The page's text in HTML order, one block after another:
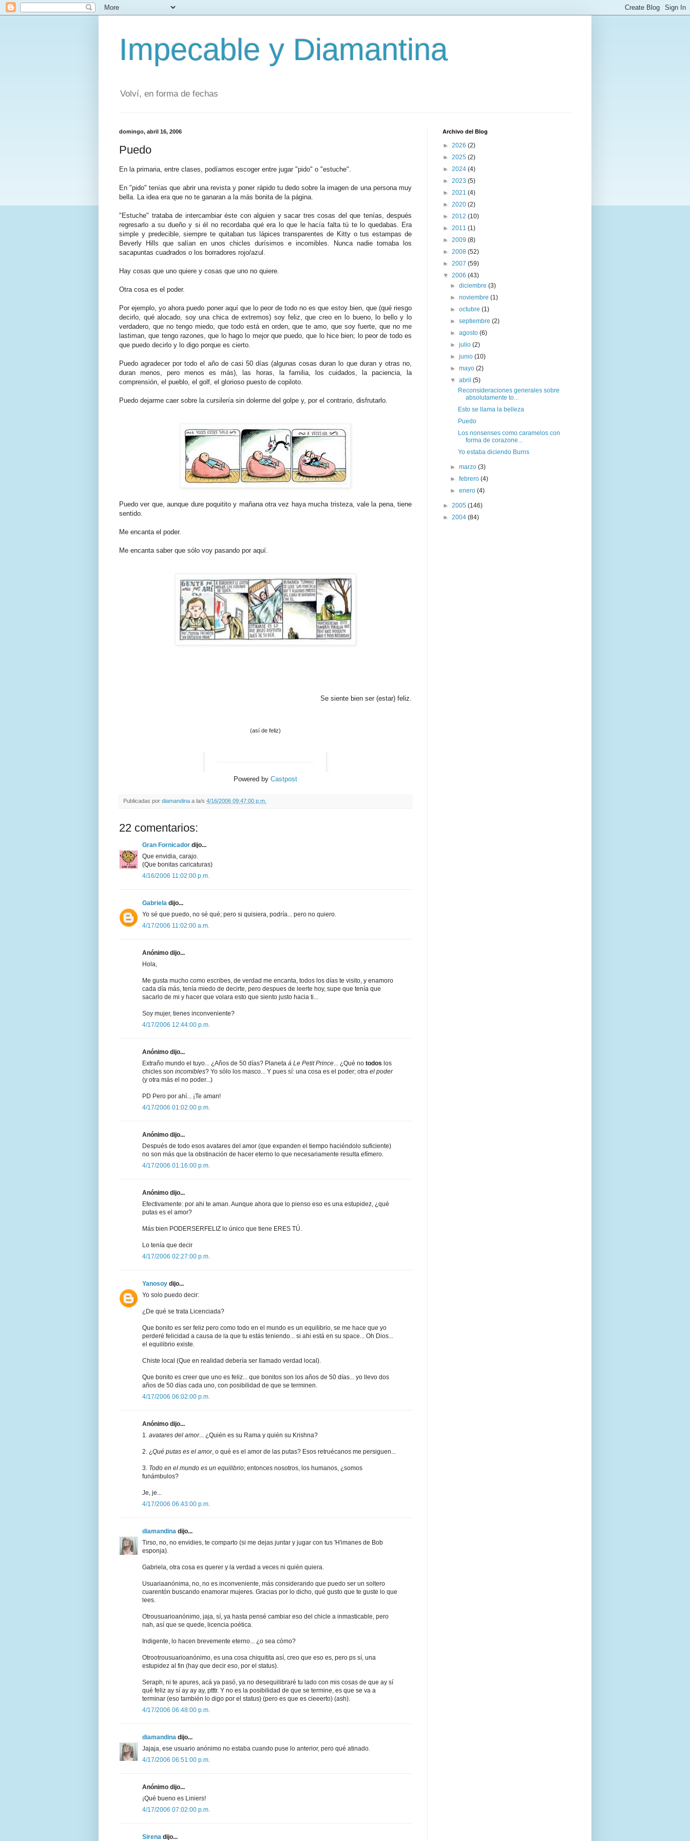
Impecable y Diamantina
Volví, en forma de fechas
domingo, abril 16, 2006
Puedo
En la primaria, entre clases, podíamos escoger entre jugar "pido" o "estuche".
En "pido" tenías que abrir una revista y poner rápido tu dedo sobre la imagen de una persona muy
bella. La idea era que no te ganaran a la más bonita de la página.
"Estuche" trataba de intercambiar éste con alguien y sacar tres cosas del que tenías, después
regresarlo a su dueño y si él no recordaba qué era lo que le hacía falta tú te lo quedabas. Era
simple y predecible, siempre te quitaban tus lápices transparentes de Kitty o tus estampas de
Beverly Hills que salían en unos chicles durísimos e incomibles. Nunca nadie tomaba los
sacapuntas cuadrados o los borradores rojo/azul.
Hay cosas que uno quiere y cosas que uno no quiere.
Otra cosa es el poder.
Por ejemplo, yo ahora puedo poner aquí que lo peor de todo no es que estoy bien, que (qué riesgo
decirlo, qué alocado, soy una chica de extremos) soy feliz, que creo en lo bueno, lo bello y lo
verdadero, que no tengo miedo, que todo está en orden, que te amo, que soy fuerte, que no me
lastiman, que tengo razones, que lo hago lo mejor que puedo, que lo hice bien; lo peor de todo es
que puedo decirlo y lo digo porque es cierto.
Puedo agradecer por todo el año de casi 50 días (algunas cosas duran lo que duran y otras no,
duran menos, pero menos es más), las horas, la familia, los cuidados, la paciencia, la
comprensión, el pueblo, el golf, el glorioso puesto de copiloto.
Puedo dejarme caer sobre la cursilería sin dolerme del golpe y, por el contrario, disfrutarlo.
Puedo ver que, aunque dure poquitito y mañana otra vez haya mucha tristeza, vale la pena, tiene
sentido.
Me encanta el poder.
Me encanta saber que sólo voy pasando por aquí.
Se siente bien ser (estar) feliz.
(así de feliz)
Powered by Castpost
Publicadas por diamandina a la/s 4/16/2006 09:47:00 p.m.
22 comentarios:
Gran Fornicador dijo...
Que envidia, carajo.
(Que bonitas caricaturas)
4/16/2006 11:02:00 p.m.
Gabriela dijo...
Yo sé que puedo, no sé qué; pero si quisiera, podría... pero no quiero.
4/17/2006 11:02:00 a.m.
Anónimo dijo...
Hola,
Me gusta mucho como escribes, de verdad me encanta, todos los días te visito, y enamoro
cada día más, tenía miedo de decirte, pero despues de leerte hoy, supe que tenía que
sacarlo de mi y hacer que volara esto que siento justo hacia ti...
Soy mujer, tienes inconveniente?
4/17/2006 12:44:00 p.m.
Anónimo dijo...
Extraño mundo el tuyo... ¿Años de 50 días? Planeta á Le Petit Prince ... ¿Qué no todos los
chicles son incomibles? Yo sólo los masco... Y pues sí: una cosa es el poder; otra el poder
(y otra más el no poder...)
PD Pero por ahí... ¡Te aman!
4/17/2006 01:02:00 p.m.
Anónimo dijo...
Después de todo esos avatares del amor (que expanden el tiempo haciéndolo suficiente)
no son más que la obstinación de hacer eterno lo que necesariamente resulta efímero.
4/17/2006 01:16:00 p.m.
Anónimo dijo...
Efectivamente: por ahi te aman. Aunque ahora que lo pienso eso es una estupidez, ¿qué
putas es el amor?
Más bien PODERSERFELIZ lo único que tiene ERES TÚ.
Lo tenía que decir
4/17/2006 02:27:00 p.m.
Yanosoy dijo...
Yo solo puedo decir:
¿De qué se trata Licenciada?
Que bonito es ser feliz pero como todo en el mundo es un equilibrio, se me hace que yo
perderé felicidad a causa de la que tu estás teniendo... si ahi está en su space... Oh Dios...
el equilibrio existe.
Chiste local (Que en realidad debería ser llamado verdad local).
Que bonito es creer que uno es feliz... que bonitos son los años de 50 días... yo llevo dos
años de 50 días cada uno, con posibilidad de que se terminen.
4/17/2006 06:02:00 p.m.
Anónimo dijo...
1. avatares del amor... ¿Quién es su Rama y quién su Krishna?
2. ¿Qué putas es el amor, o qué es el amor de las putas? Esos retruécanos me persiguen...
3. Todo en el mundo es un equilibrio; entonces nosotros, los humanos, ¿somos
funámbulos?
Je, je...
4/17/2006 06:43:00 p.m.
diamandina dijo...
Tirso, no, no envidies, te comparto (si me dejas juntar y jugar con tus 'H'imanes de Bob
esponja).
Gabriela, otra cosa es querer y la verdad a veces ni quién quiera.
Usuariaanónima, no, no es inconveniente, más considerando que puedo ser un soltero
cuarentón buscando enamorar mujeres. Gracias por lo dicho, qué gusto que te guste lo que
lees.
Otrousuarioanónimo, jaja, sí, ya hasta pensé cambiar eso del chicle a inmasticable, pero
nah, así que se quede, licencia poética.
Indigente, lo hacen brevemente eterno... ¿o sea cómo?
Otrootrousuarioanónimo, es una cosa chiquitita así, creo que eso es, pero ps sí, una
estupidez al fin (hay que decir eso, por el status).
Seraph, ni te apures, acá ya pasó, ya no desequilibraré tu lado con mis cosas de que ay sí
qué feliz ay sí ay ay ay, ptttr. Y no es la posibilidad de que se termine, es que se va a
terminar (eso también lo digo por el status) (pero es que es cieeerto) (ash).
4/17/2006 06:48:00 p.m.
diamandina dijo...
Jajaja, ese usuario anónimo no estaba cuando puse lo anterior, pero qué atinado.
4/17/2006 06:51:00 p.m.
Anónimo dijo...
¡Qué bueno es Liniers!
4/17/2006 07:02:00 p.m.
Sirena dijo...
Archivo del Blog
► 2026 (2)
► 2025 (2)
► 2024 (4)
► 2023 (5)
► 2021 (4)
► 2020 (2)
► 2012 (10)
► 2011 (1)
► 2009 (8)
► 2008 (52)
► 2007 (59)
▼ 2006 (43)
►diciembre(3)
►noviembre(1)
►octubre(1)
►septiembre(2)
►agosto(6)
►julio(2)
►junio(10)
►mayo(2)
▼abril(5)
Reconsideraciones generales sobre
absolutamente to...
Esto se llama la belleza
Puedo
Los nonsenses como caramelos con
forma de corazone...
Yo estaba diciendo Burns
►marzo(3)
►febrero(4)
►enero(4)
► 2005 (146)
► 2004 (84)